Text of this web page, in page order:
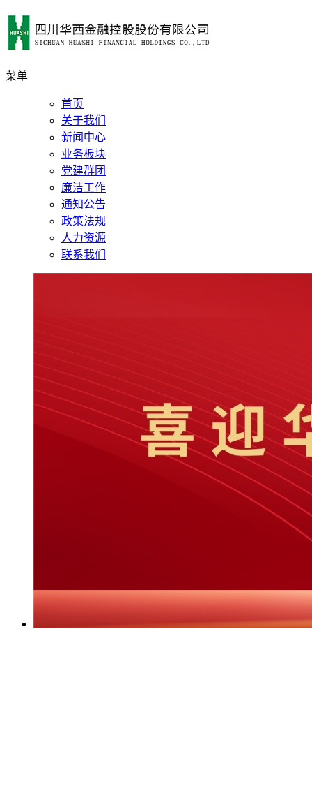
菜单
首页
关于我们
新闻中心
业务板块
党建群团
廉洁工作
通知公告
政策法规
人力资源
联系我们